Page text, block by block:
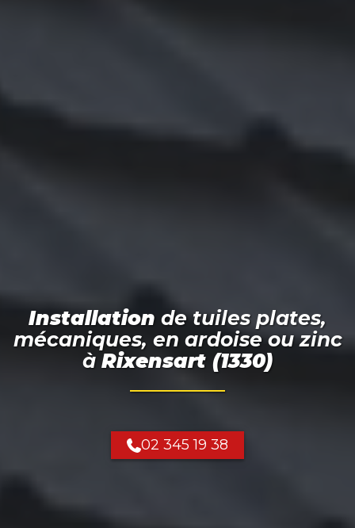
Installation de tuiles plates,
mécaniques, en ardoise ou zinc
à Rixensart (1330)
02 345 19 38